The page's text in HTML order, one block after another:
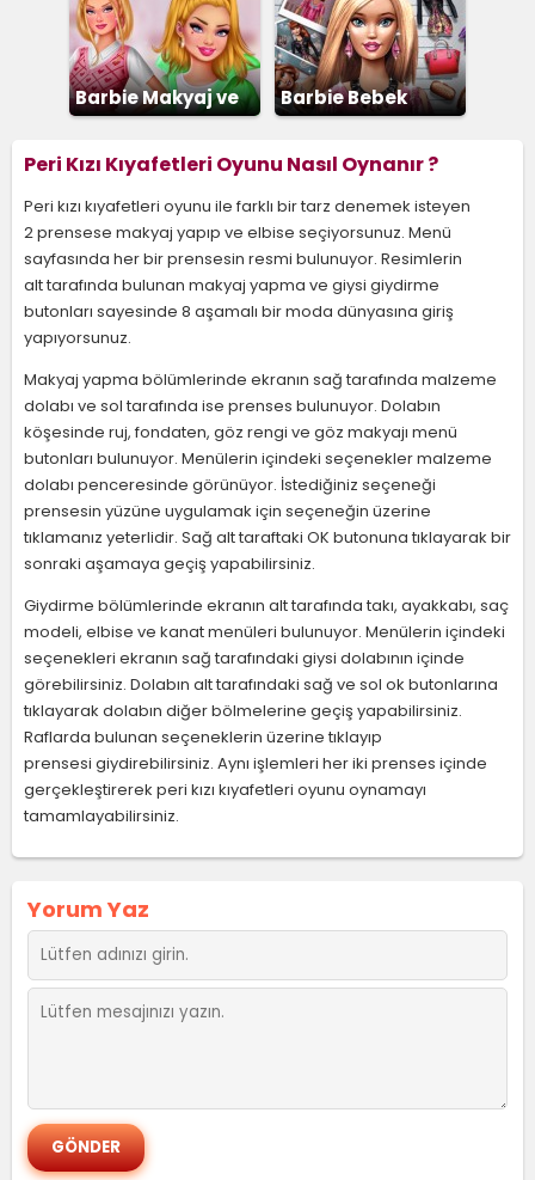
Barbie Makyaj ve
Barbie Bebek
Peri Kızı Kıyafetleri Oyunu Nasıl Oynanır ?
Peri kızı kıyafetleri oyunu ile farklı bir tarz denemek isteyen
2 prensese makyaj yapıp ve elbise seçiyorsunuz. Menü
sayfasında her bir prensesin resmi bulunuyor. Resimlerin
alt tarafında bulunan makyaj yapma ve giysi giydirme
butonları sayesinde 8 aşamalı bir moda dünyasına giriş
yapıyorsunuz.
Makyaj yapma bölümlerinde ekranın sağ tarafında malzeme
dolabı ve sol tarafında ise prenses bulunuyor. Dolabın
köşesinde ruj, fondaten, göz rengi ve göz makyajı menü
butonları bulunuyor. Menülerin içindeki seçenekler malzeme
dolabı penceresinde görünüyor. İstediğiniz seçeneği
prensesin yüzüne uygulamak için seçeneğin üzerine
tıklamanız yeterlidir. Sağ alt taraftaki OK butonuna tıklayarak bir
sonraki aşamaya geçiş yapabilirsiniz.
Giydirme bölümlerinde ekranın alt tarafında takı, ayakkabı, saç
modeli, elbise ve kanat menüleri bulunuyor. Menülerin içindeki
seçenekleri ekranın sağ tarafındaki giysi dolabının içinde
görebilirsiniz. Dolabın alt tarafındaki sağ ve sol ok butonlarına
tıklayarak dolabın diğer bölmelerine geçiş yapabilirsiniz.
Raflarda bulunan seçeneklerin üzerine tıklayıp
prensesi giydirebilirsiniz. Aynı işlemleri her iki prenses içinde
gerçekleştirerek peri kızı kıyafetleri oyunu oynamayı
tamamlayabilirsiniz.
Yorum Yaz